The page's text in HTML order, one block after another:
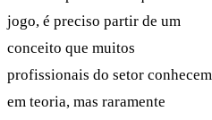
jogo, é preciso partir de um
conceito que muitos
profissionais do setor conhecem
em teoria, mas raramente